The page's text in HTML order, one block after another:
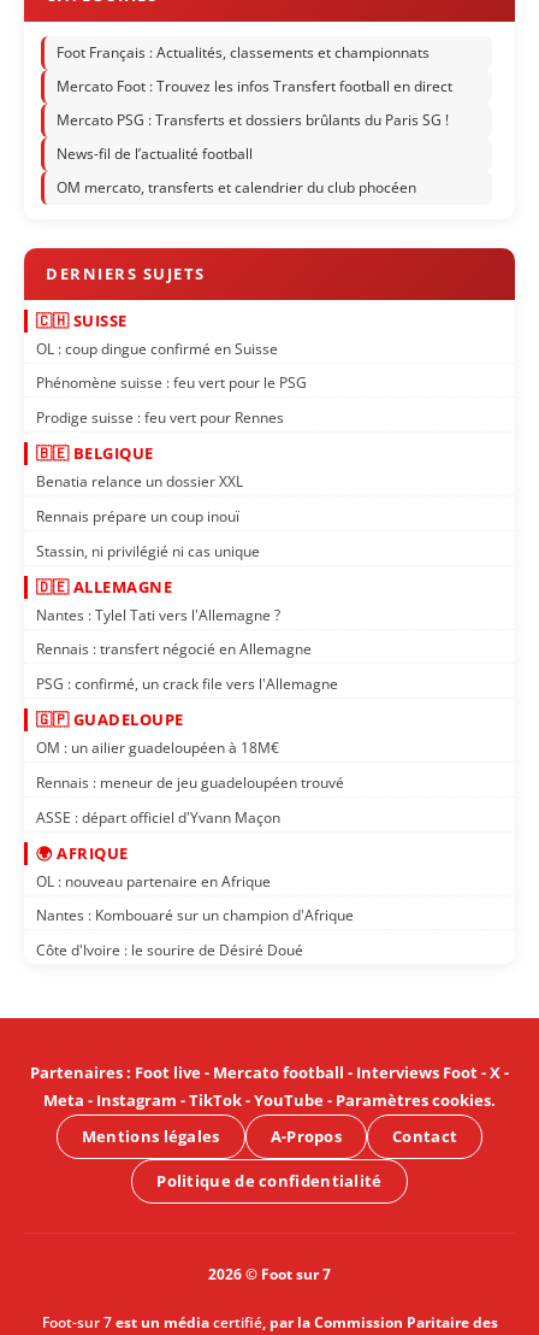
Foot Français : Actualités, classements et championnats
Mercato Foot : Trouvez les infos Transfert football en direct
Mercato PSG : Transferts et dossiers brûlants du Paris SG !
News-fil de l’actualité football
OM mercato, transferts et calendrier du club phocéen
🇨🇭 SUISSE
OL : coup dingue confirmé en Suisse
Phénomène suisse : feu vert pour le PSG
Prodige suisse : feu vert pour Rennes
🇧🇪 BELGIQUE
Benatia relance un dossier XXL
Rennais prépare un coup inouï
Stassin, ni privilégié ni cas unique
🇩🇪 ALLEMAGNE
Nantes : Tylel Tati vers l'Allemagne ?
Rennais : transfert négocié en Allemagne
PSG : confirmé, un crack file vers l'Allemagne
🇬🇵 GUADELOUPE
OM : un ailier guadeloupéen à 18M€
Rennais : meneur de jeu guadeloupéen trouvé
ASSE : départ officiel d'Yvann Maçon
🌍 AFRIQUE
OL : nouveau partenaire en Afrique
Nantes : Kombouaré sur un champion d'Afrique
Côte d'Ivoire : le sourire de Désiré Doué
Partenaires: Foot live- Mercato football - Interviews Foot-X-
Meta - Instagram -TikTok-YouTube- Paramètres cookies.
Mentions légales
A-Propos Contact
Politique de confidentialité
2026 © Foot sur 7
Foot-sur 7est un médiacertifié, par la Commission Paritaire des